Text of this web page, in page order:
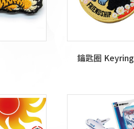
鑰匙圈 Keyring